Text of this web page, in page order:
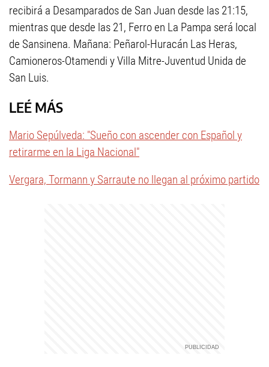
recibirá a Desamparados de San Juan desde las 21:15,
mientras que desde las 21, Ferro en La Pampa será local
de Sansinena. Mañana: Peñarol-Huracán Las Heras,
Camioneros-Otamendi y Villa Mitre-Juventud Unida de
San Luis.
LEÉ MÁS
Mario Sepúlveda: "Sueño con ascender con Español y
retirarme en la Liga Nacional"
Vergara, Tormann y Sarraute no llegan al próximo partido